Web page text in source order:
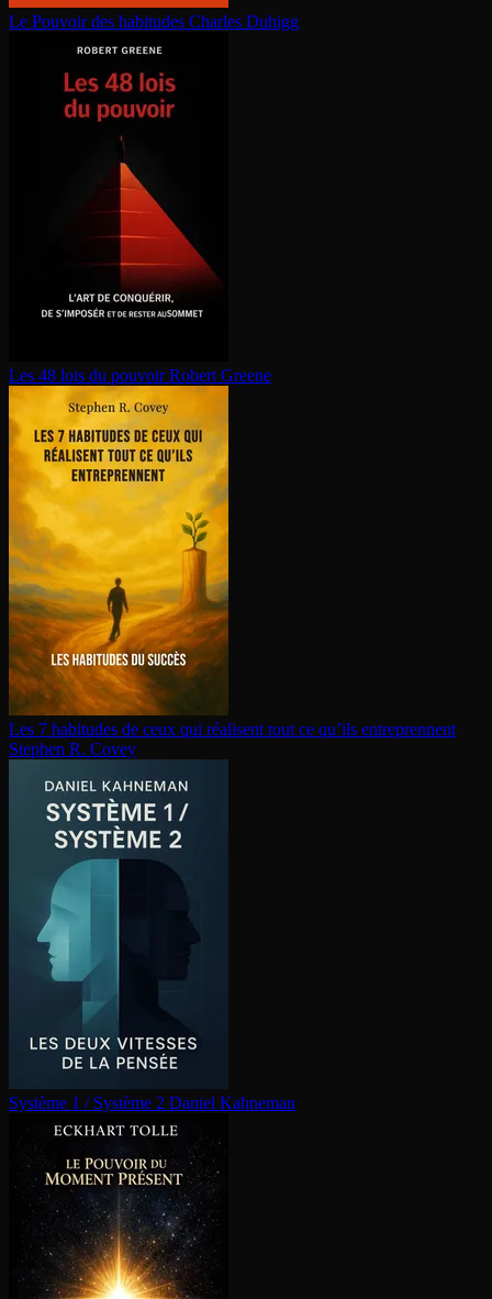
Le Pouvoir des habitudes Charles Duhigg
Les 48 lois du pouvoir Robert Greene
Les 7 habitudes de ceux qui réalisent tout ce qu’ils en­tre­prennent
Stephen R. Covey
Système 1 / Système 2 Daniel Kahneman